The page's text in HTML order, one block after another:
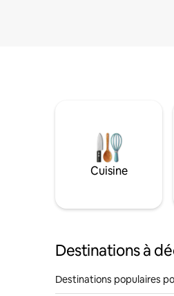
Cuisine
Destinations à
Destinations populaires